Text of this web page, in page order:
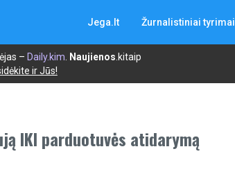
Jega.lt Žurnalistiniai tyrimai
– Daily.kim Naujienos .kitaip
ir Jūs!
IKI parduotuvės atidarymą